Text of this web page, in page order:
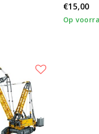
€15,00
Op